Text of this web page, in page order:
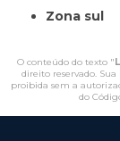
Zona sul
O conteúdo do texto "
direito reservado.
proibida sem a
do